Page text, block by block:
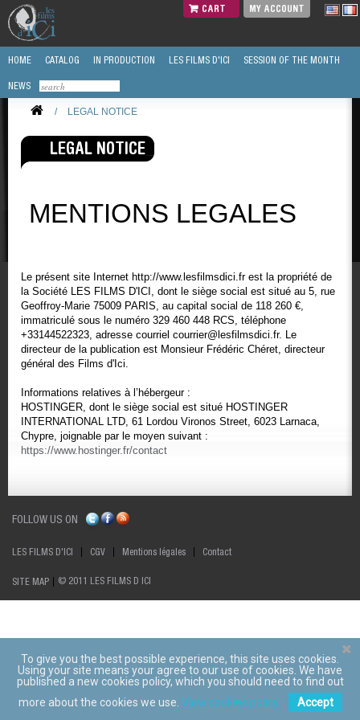
CART MY ACCOUNT
HOME CATALOG IN PRODUCTION LES FILMS D'ICI SESSION OF THE MONTH
NEWS
/ LEGAL NOTICE
LEGAL NOTICE
MENTIONS LEGALES
Le présent site Internet http://www.lesfilmsdici.fr est la propriété de
la Société LES FILMS D'ICI, dont le siège social est situé au 5, rue
Geoffroy-Marie 75009 PARIS, au capital social de 118 260 €,
immatriculé sous le numéro 329 460 448 RCS, téléphone
+33144522323, adresse courriel courrier@lesfilmsdici.fr. Le
directeur de la publication est Monsieur Frédéric Chéret, directeur
général des Films d'Ici.
Informations relatives à l’hébergeur :
HOSTINGER, dont le siège social est situé HOSTINGER
INTERNATIONAL LTD, 61 Lordou Vironos Street, 6023 Larnaca,
Chypre, joignable par le moyen suivant :
https://www.hostinger.fr/contact
FOLLOW US ON
LES FILMS D'ICI CGV Mentions légales Contact
SITE MAP © 2011 LES FILMS D ICI
To give you the best possible experience, this site uses cookies.
Using your site means your agree to our use of cookies. We have
published a new cookies policy, which you should need to find out
more about the cookies we use. View cookies policy. Accept